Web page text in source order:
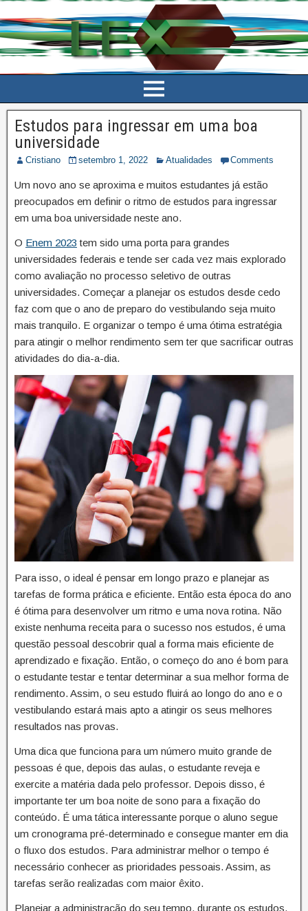
Estudos para ingressar em uma boa
universidade
Cristiano setembro 1, 2022 Atualidades Comments
Um novo ano se aproxima e muitos estudantes já estão
preocupados em definir o ritmo de estudos para ingressar
em uma boa universidade neste ano.
O Enem 2023 tem sido uma porta para grandes
universidades federais e tende ser cada vez mais explorado
como avaliação no processo seletivo de outras
universidades. Começar a planejar os estudos desde cedo
faz com que o ano de preparo do vestibulando seja muito
mais tranquilo. E organizar o tempo é uma ótima estratégia
para atingir o melhor rendimento sem ter que sacrificar outras
atividades do dia-a-dia.
Para isso, o ideal é pensar em longo prazo e planejar as
tarefas de forma prática e eficiente. Então esta época do ano
é ótima para desenvolver um ritmo e uma nova rotina. Não
existe nenhuma receita para o sucesso nos estudos, é uma
questão pessoal descobrir qual a forma mais eficiente de
aprendizado e fixação. Então, o começo do ano é bom para
o estudante testar e tentar determinar a sua melhor forma de
rendimento. Assim, o seu estudo fluirá ao longo do ano e o
vestibulando estará mais apto a atingir os seus melhores
resultados nas provas.
Uma dica que funciona para um número muito grande de
pessoas é que, depois das aulas, o estudante reveja e
exercite a matéria dada pelo professor. Depois disso, é
importante ter um boa noite de sono para a fixação do
conteúdo. É uma tática interessante porque o aluno segue
um cronograma pré-determinado e consegue manter em dia
o fluxo dos estudos. Para administrar melhor o tempo é
necessário conhecer as prioridades pessoais. Assim, as
tarefas serão realizadas com maior êxito.
Planejar a administração do seu tempo, durante os estudos,